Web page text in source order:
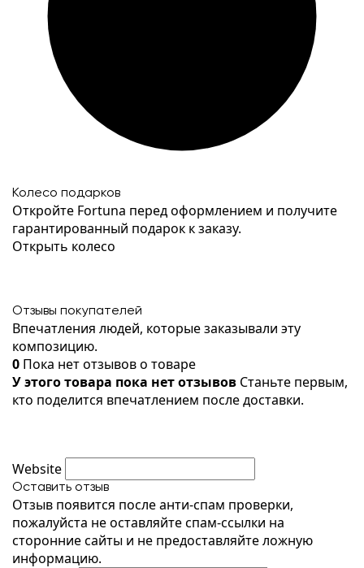
Колесо подарков
Откройте Fortuna перед оформлением и получите
гарантированный подарок к заказу.
Открыть колесо
Отзывы покупателей
Впечатления людей, которые заказывали эту
композицию.
0 Пока нет отзывов о товаре
У этого товара пока нет отзывов Станьте первым,
кто поделится впечатлением после доставки.
Website
Оставить отзыв
Отзыв появится после анти-спам проверки,
пожалуйста не оставляйте спам-ссылки на
сторонние сайты и не предоставляйте ложную
информацию.